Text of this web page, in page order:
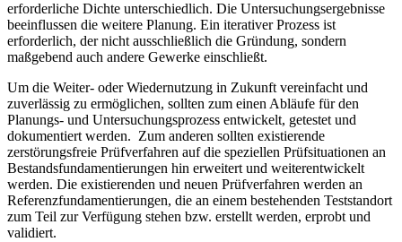
erforderliche Dichte unterschiedlich. Die Untersuchungsergebnisse
beeinflussen die weitere Planung. Ein iterativer Prozess ist
erforderlich, der nicht ausschließlich die Gründung, sondern
maßgebend auch andere Gewerke einschließt.
Um die Weiter- oder Wiedernutzung in Zukunft vereinfacht und
zuverlässig zu ermöglichen, sollten zum einen Abläufe für den
Planungs- und Untersuchungsprozess entwickelt, getestet und
dokumentiert werden. Zum anderen sollten existierende
zerstörungsfreie Prüfverfahren auf die speziellen Prüfsituationen an
Bestandsfundamentierungen hin erweitert und weiterentwickelt
werden. Die existierenden und neuen Prüfverfahren werden an
Referenzfundamentierungen, die an einem bestehenden Teststandort
zum Teil zur Verfügung stehen bzw. erstellt werden, erprobt und
validiert.